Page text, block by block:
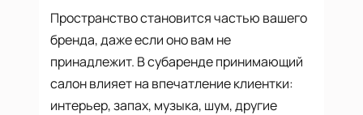
Пространство становится частью вашего
бренда, даже если оно вам не
принадлежит. В субаренде принимающий
салон влияет на впечатление клиентки:
интерьер, запах, музыка, шум, другие